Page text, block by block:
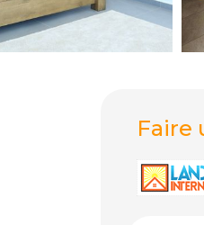
Faire